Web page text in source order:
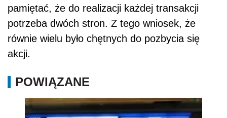
pamiętać, że do realizacji każdej transakcji
potrzeba dwóch stron. Z tego wniosek, że
równie wielu było chętnych do pozbycia się
akcji.
POWIĄZANE